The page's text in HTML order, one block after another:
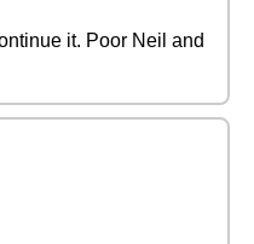
it. Poor Neil and